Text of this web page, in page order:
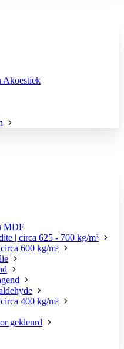
Akoestiek
MDF
| circa 625 - 700 kg/m³
600 kg/m³
400 kg/m³
gekleurd